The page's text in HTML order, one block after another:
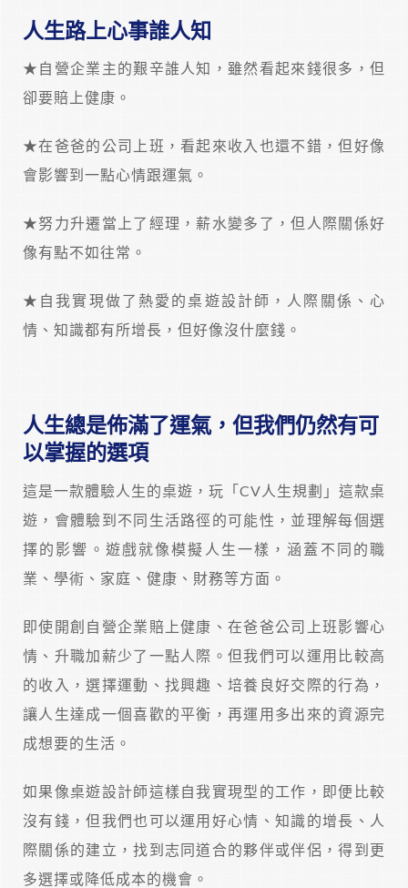
人生路上心事誰人知
★自營企業主的艱辛誰人知，雖然看起來錢很多，但
卻要賠上健康。
★在爸爸的公司上班，看起來收入也還不錯，但好像
會影響到一點心情跟運氣。
★努力升遷當上了經理，薪水變多了，但人際關係好
像有點不如往常。
★自我實現做了熱愛的桌遊設計師，人際關係、心
情、知識都有所增長，但好像沒什麼錢。
人生總是佈滿了運氣，但我們仍然有可
以掌握的選項
這是一款體驗人生的桌遊，玩「CV人生規劃」這款桌
遊，會體驗到不同生活路徑的可能性，並理解每個選
擇的影響。遊戲就像模擬人生一樣，涵蓋不同的職
業、學術、家庭、健康、財務等方面。
即使開創自營企業賠上健康、在爸爸公司上班影響心
情、升職加薪少了一點人際。但我們可以運用比較高
的收入，選擇運動、找興趣、培養良好交際的行為，
讓人生達成一個喜歡的平衡，再運用多出來的資源完
成想要的生活。
如果像桌遊設計師這樣自我實現型的工作，即便比較
沒有錢，但我們也可以運用好心情、知識的增長、人
際關係的建立，找到志同道合的夥伴或伴侶，得到更
多選擇或降低成本的機會。